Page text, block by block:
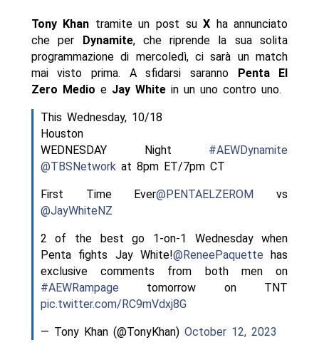
Tony Khan tramite un post suX ha annunciato
che per
Dynamite, che riprende la sua solita
programmazione di mercoledì, ci sarà un match
mai visto prima. A sfidarsi saranno
Penta El
Zero Medio e Jay Whitein un uno contro uno.
This Wednesday, 10/18
Houston
WEDNESDAY Night #AEWDynamite
@TBSNetworkat 8pm ET/7pm CT
First Time Ever@PENTAELZEROM
vs
@JayWhiteNZ
2 of the best go 1-on-1 Wednesday when
Penta fights Jay White!@ReneePaquette has
exclusive comments from both men on
#AEWRampage tomorrow on TNT
pic.twitter.com/RC9mVdxj8G
— Tony Khan (@TonyKhan) October 12, 2023